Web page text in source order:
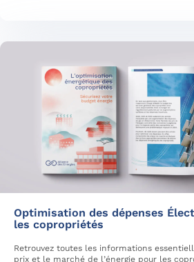
Optimisation des dépenses
les copropriétés
Retrouvez toutes les informations
prix et le marché de l’énergie pour les